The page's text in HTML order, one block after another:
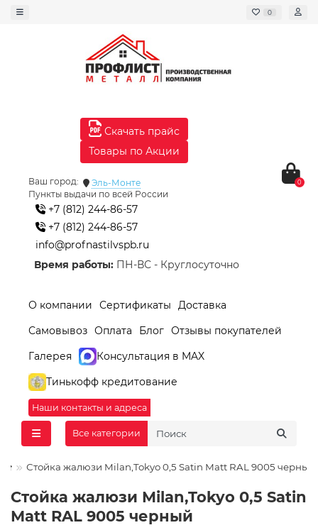
0
Скачать прайс
Товары по Акции
Ваш город:
Эль-Монте
Пункты выдачи по всей России
+7 (812) 244-86-57
+7 (812) 244-86-57
info@profnastilvspb.ru
Время работы: ПН-ВС - Круглосуточно
0
О компании Сертификаты
Доставка
Самовывоз Оплата Блог Отзывы покупателей
Галерея
Консультация в MAX
Тинькофф кредитование
Наши контакты и адреса
Все категории
Стойка жалюзи Milan,Tokyo 0,5 Satin Мatt RAL 9005 черный
Стойка жалюзи Milan,Tokyo 0,5 Satin
Мatt RAL 9005 черный